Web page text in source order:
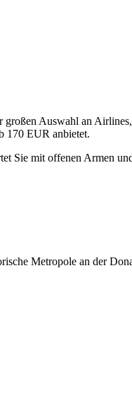
Auswahl an
170 EUR anbietet.
Sie mit offenen Armen
Metropole an der